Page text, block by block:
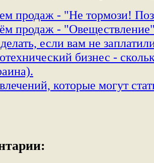
продаж - "Не тормози!
продаж -
если вам не
бизнес -
которые могут